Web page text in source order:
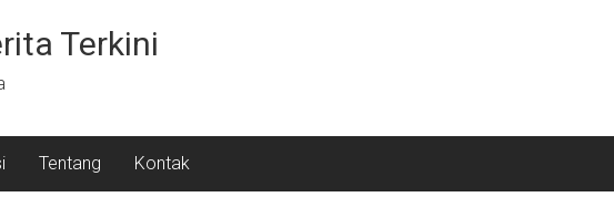
Terkini
Tentang Kontak